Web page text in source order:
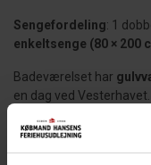
Sengefordeling: 1
enkeltsenge (80 × 200
Badeværelset har
en dag ved
praktisk ved længere
babybadekar